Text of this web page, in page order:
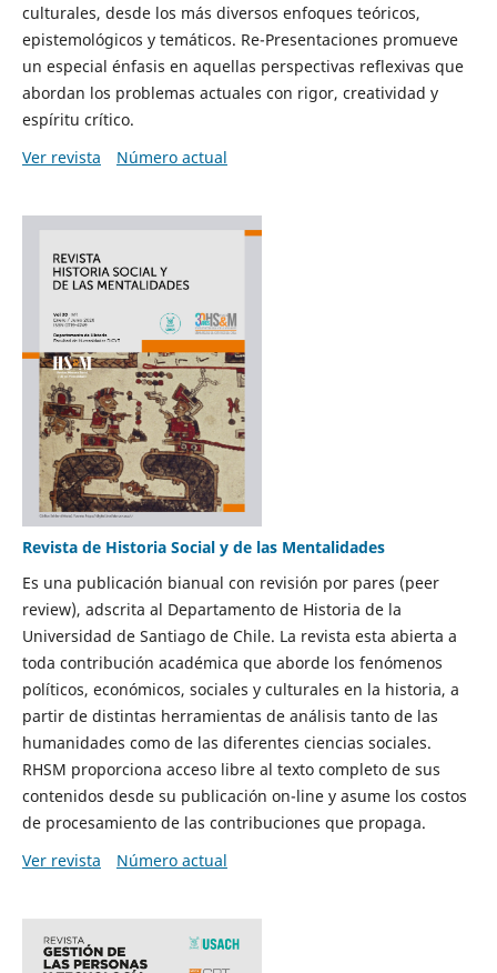
culturales, desde los más diversos enfoques teóricos,
epistemológicos y temáticos. Re-Presentaciones promueve
un especial énfasis en aquellas perspectivas reflexivas que
abordan los problemas actuales con rigor, creatividad y
espíritu crítico.
Ver revista
Número actual
Revista de Historia Social y de las Mentalidades
Es una publicación bianual con revisión por pares (peer
review), adscrita al Departamento de Historia de la
Universidad de Santiago de Chile. La revista esta abierta a
toda contribución académica que aborde los fenómenos
políticos, económicos, sociales y culturales en la historia, a
partir de distintas herramientas de análisis tanto de las
humanidades como de las diferentes ciencias sociales.
RHSM proporciona acceso libre al texto completo de sus
contenidos desde su publicación on-line y asume los costos
de procesamiento de las contribuciones que propaga.
Ver revista
Número actual